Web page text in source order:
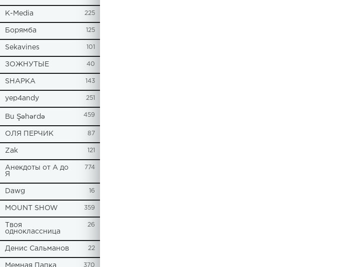
К-Media 225
Борямба 125
Sekavines 101
ЗОЖНУТЫЕ 40
SHAPKA 143
yep4andy 251
Bu Şəhərdə 459
ОЛЯ ПЕРЧИК 87
Zak 121
Анекдоты от А до
Я
774
Dawg 16
MOUNT SHOW 359
Твоя
одноклассница
26
Денис Сальманов 22
Мемная Папка 370